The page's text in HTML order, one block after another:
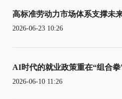
高标准劳动力市场体系支撑未
2026-06-23 10:26
AI时代的就业政策重在“组合拳
2026-06-10 11:26